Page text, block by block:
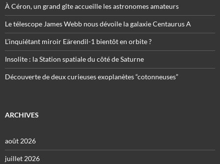
À Céron, un grand gîte accueille les astronomes amateurs
Le télescope James Webb nous dévoile la galaxie Centaurus A
L’inquiétant miroir Eärendil-1 bientôt en orbite ?
Insolite : la Station spatiale du côté de Saturne
Découverte de deux curieuses exoplanètes “cotonneuses”
ARCHIVES
août 2026
juillet 2026